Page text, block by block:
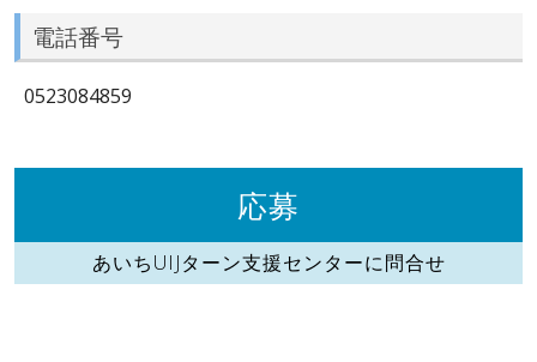
電話番号
0523084859
応募
あいちUIJターン支援センターに問合せ